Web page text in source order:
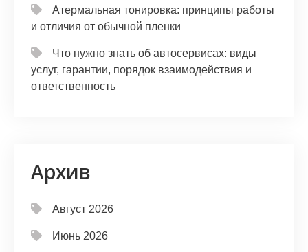
Атермальная тонировка: принципы работы
и отличия от обычной пленки
Что нужно знать об автосервисах: виды
услуг, гарантии, порядок взаимодействия и
ответственность
Архив
Август 2026
Июнь 2026